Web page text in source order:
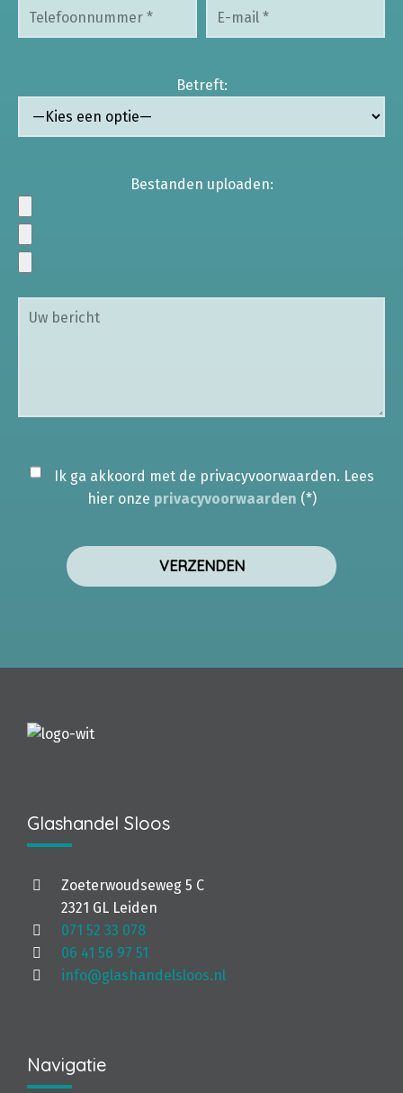
Betreft:
Bestanden uploaden:
Ik ga akkoord met de privacyvoorwaarden. Lees
hier onze privacyvoorwaarden (*)
Glashandel Sloos
Zoeterwoudseweg 5 C
2321 GL Leiden
071 52 33 078
06 41 56 97 51
info@glashandelsloos.nl
Navigatie